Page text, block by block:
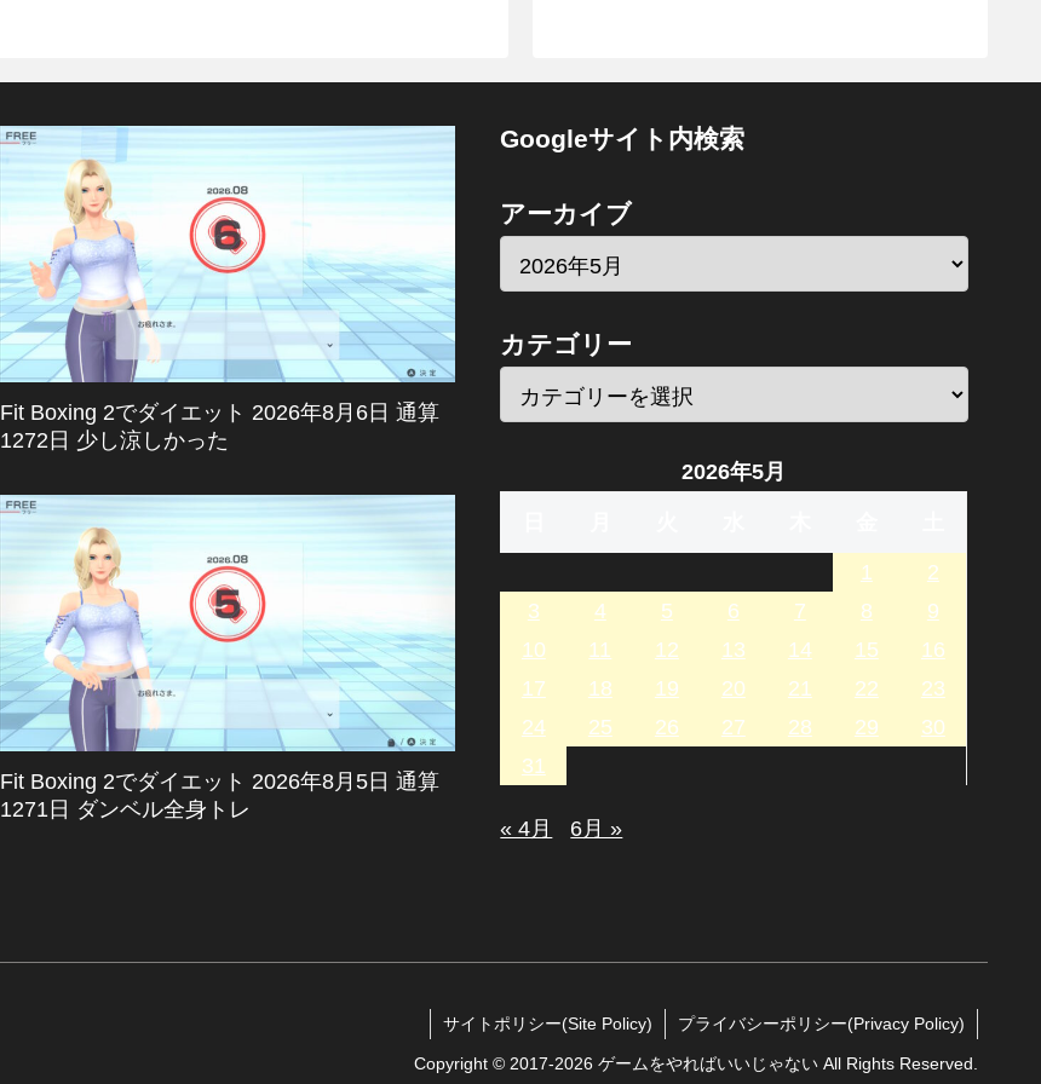
Fit Boxing 2でダイエット 2026年8月6日 通算
1272日 少し涼しかった
Fit Boxing 2でダイエット 2026年8月5日 通算
1271日 ダンベル全身トレ
Googleサイト内検索
アーカイブ
カテゴリー
2026年5月
1
2
3
4 5 6 7 8
9
10
11 12 13 14 15
16
17
18 19 20 21 22
23
24
25 26 27 28 29
30
31
« 4月 6月 »
サイトポリシー(Site Policy) プライバシーポリシー(Privacy Policy)
Copyright © 2017-2026 ゲームをやればいいじゃない All Rights Reserved.